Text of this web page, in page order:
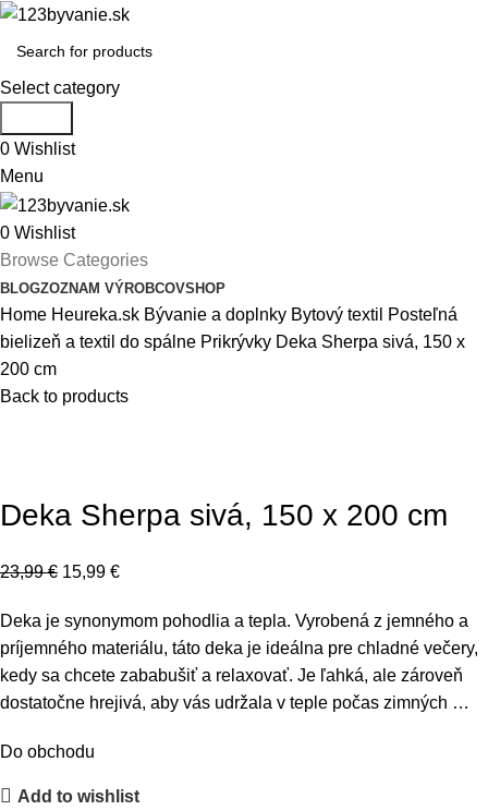
Select category
0 Wishlist
Menu
0 Wishlist
Browse Categories
BLOGZOZNAM VÝROBCOVSHOP
Home Heureka.sk Bývanie a doplnky Bytový textil
Posteľná
bielizeň a textil do spálne Prikrývky Deka Sherpa sivá, 150 x
200 cm
Back to products
Deka Sherpa sivá, 150 x 200 cm
23,99€ 15,99 €
Deka je synonymom pohodlia a tepla. Vyrobená z jemného a
príjemného materiálu, táto deka je ideálna pre chladné večery,
kedy sa chcete zababušiť a relaxovať. Je ľahká, ale zároveň
dostatočne hrejivá, aby vás udržala v teple počas zimných …
Do obchodu
Add to wishlist